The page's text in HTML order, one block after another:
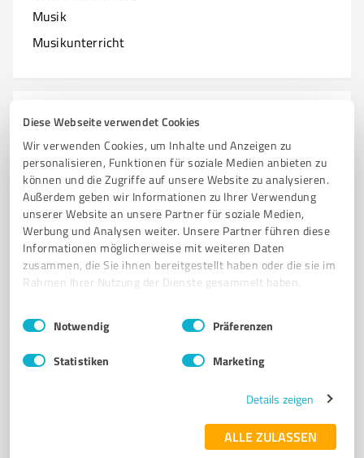
Diese Webseite verwendet Cookies
Wir verwenden Cookies, um Inhalte und Anzeigen zu
personalisieren, Funktionen für soziale Medien anbieten zu
können und die Zugriffe auf unsere Website zu analysieren.
Außerdem geben wir Informationen zu Ihrer Verwendung
unserer Website an unsere Partner für soziale Medien,
Werbung und Analysen weiter. Unsere Partner führen diese
Informationen möglicherweise mit weiteren Daten
zusammen, die Sie ihnen bereitgestellt haben oder die sie im
Rahmen Ihrer Nutzung der Dienste gesammelt haben.
Impressum Datenschutzbestimmungen
Einwilligungsauswahl
Notwendig Präferenzen
Statistiken Marketing
Details zeigen
ALLE ZULASSEN
Musik
Musikunterricht
N
Natur & Umwelt
Nagelstudios
O Branchen mit O
Optiker
Onlineshops